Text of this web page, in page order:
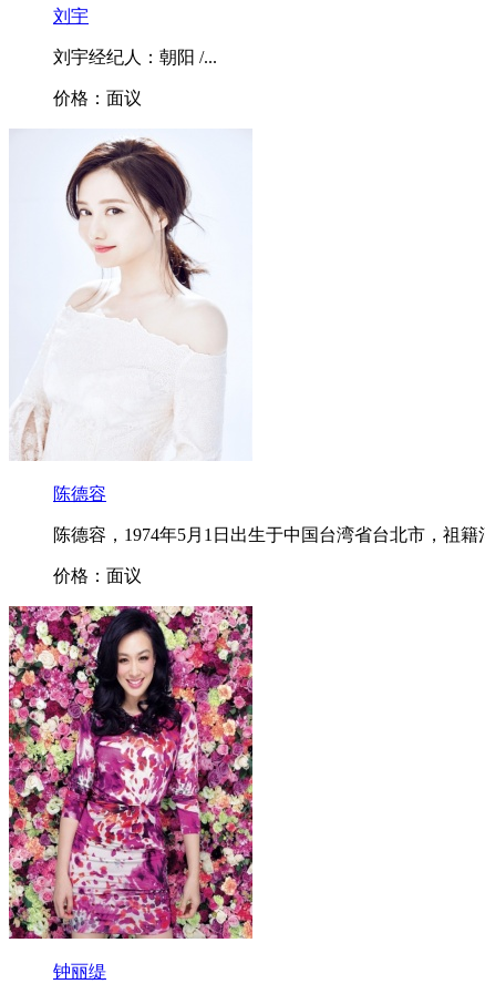
刘宇
刘宇经纪人：朝阳 /...
价格：面议
陈德容
陈德容，1974年5月1日出生于中国台湾省台北市，祖
价格：面议
钟丽缇